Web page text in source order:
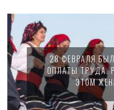
28 ФЕВРАЛЯ
ОПЛАТЫ ТРУДА.
ЭТОМ